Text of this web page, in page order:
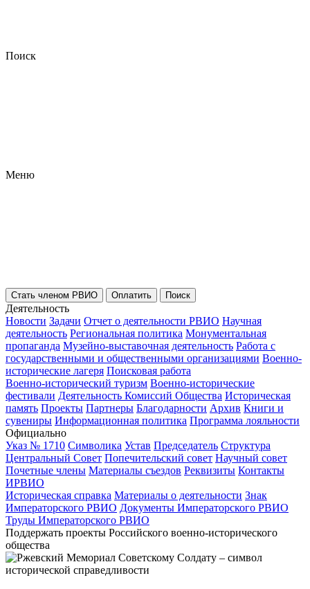
Поиск
Меню
Стать членом РВИО Оплатить Поиск
Деятельность
Новости Задачи Отчет о деятельности РВИО Научная
деятельность Региональная политика Монументальная
пропаганда Музейно-выставочная деятельность Работа с
государственными и общественными организациями Военно-
исторические лагеря Поисковая работа
Военно-исторический туризм Военно-исторические
фестивали Деятельность Комиссий Общества Историческая
память Проекты Партнеры Благодарности Архив Книги и
сувениры Информационная политика Программа лояльности
Официально
Указ № 1710 Символика Устав Председатель Структура
Центральный Совет Попечительский совет Научный совет
Почетные члены Материалы съездов Реквизиты Контакты
ИРВИО
Историческая справка Материалы о деятельности Знак
Императорского РВИО Документы Императорского РВИО
Труды Императорского РВИО
Поддержать проекты Российского военно-исторического
общества